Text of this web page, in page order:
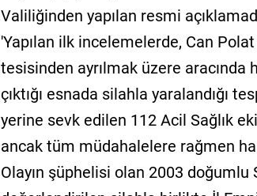
Valiliğinden yapılan resmi
'Yapılan ilk incelemelerde, Can
tesisinden ayrılmak üzere aracında
çıktığı esnada silahla yaralandığı
yerine sevk edilen 112 Acil Sağlık
ancak tüm müdahalelere rağmen
Olayın şüphelisi olan 2003 doğumlu